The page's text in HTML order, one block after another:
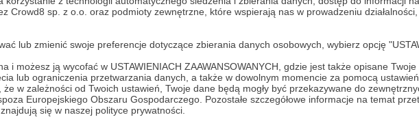
Crowd8 sp. z o.o. oraz podmioty zewnętrzne, które wspierają nas w prowadzeniu
lub zmienić swoje preferencje dotyczące zbierania danych osobowych, wybierz opcję
i możesz ją wycofać w USTAWIENIACH ZAAWANSOWANYCH, gdzie jest także opisane
lub ograniczenia przetwarzania danych, a także w dowolnym momencie za pomocą
że w zależności od Twoich ustawień, Twoje dane będą mogły być przekazywane do
Europejskiego Obszaru Gospodarczego. Pozostałe szczegółowe informacje na temat
się w naszej polityce prywatności.
I nasze szczere „dziękujemy". Razem